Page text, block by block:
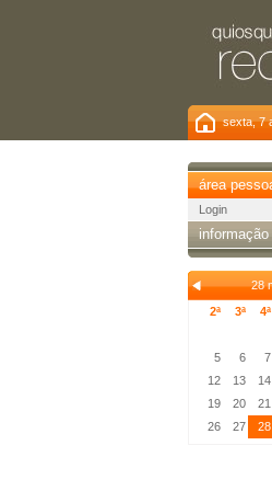
sexta, 7
área
Login
informação
28
2ª
3ª 4ª
5
6 7
12
13 14
19
20 21
26
27 28